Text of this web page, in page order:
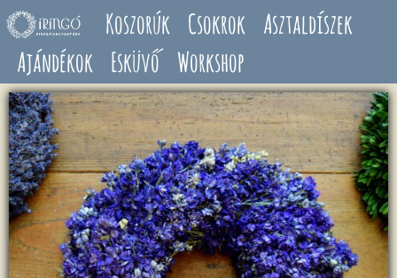
Ugrás a tartalomra Koszorúk Csokrok Asztaldíszek
Ajándékok Esküvő Workshop